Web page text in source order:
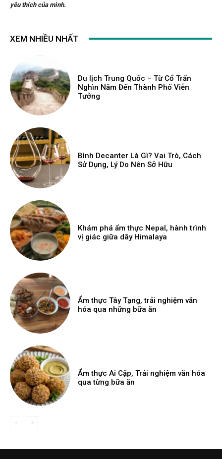
yêu thích của mình.
XEM NHIỀU NHẤT
Du lịch Trung Quốc – Từ Cổ Trấn
Nghìn Năm Đến Thành Phố Viễn
Tưởng
Bình Decanter Là Gì? Vai Trò, Cách
Sử Dụng, Lý Do Nên Sở Hữu
Khám phá ẩm thực Nepal, hành trình
vị giác giữa dãy Himalaya
Ẩm thực Tây Tạng, trải nghiệm văn
hóa qua những bữa ăn
Ẩm thực Ai Cập, Trải nghiệm văn hóa
qua từng bữa ăn